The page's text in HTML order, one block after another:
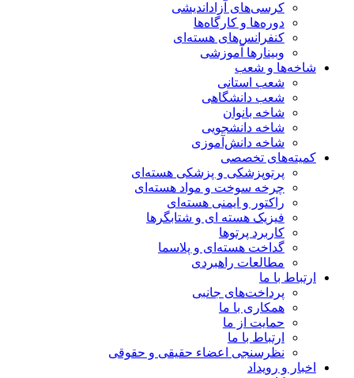
کرسی‌های آزاداندیشی
دوره‌ها و کارگاه‌ها
کنفرانس‌های هسته‌ای
وبینارها آموزشی
شاخه‌ها و شعب
شعب استانی
شعب دانشگاهی
شاخه بانوان
شاخه دانشجویی
شاخه دانش‌آموزی
کمیته‌های تخصصی
پرتوپزشکی و پزشکی هسته‌ای
چرخه سوخت و مواد هسته‌ای
راکتور و ایمنی هسته‌ای
فیزیک هسته ای و شتابگرها
کاربرد پرتوها
گداخت هسته‌ای و پلاسما
مطالعات راهبردی
ارتباط با ما
پرداخت‌های جانبی
همکاری با ما
حمايت از ما
ارتباط با ما
نظر‌سنجی اعضاء حقیقی و حقوقی
اخبار و رويداد